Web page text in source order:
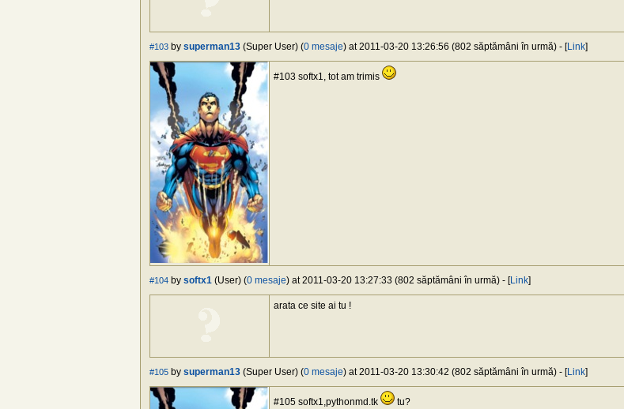
#103 by superman13 (Super User) (0 mesaje) at 2011-03-20 13:26:56 (802 săptămâni în urmă) - [Link]
#103 softx1, tot am trimis
#104 by softx1 (User) (0 mesaje) at 2011-03-20 13:27:33 (802 săptămâni în urmă) - [Link]
arata ce site ai tu !
#105 by superman13 (Super User) (0 mesaje) at 2011-03-20 13:30:42 (802 săptămâni în urmă) - [Link]
#105 softx1,pythonmd.tk tu?